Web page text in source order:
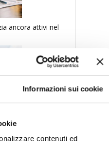
Informazioni sui cookie
contenuti ed
ancora attivi nel